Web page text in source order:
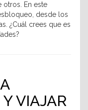
otros. En este
desde los
¿Cuál crees que es
VIAJAR